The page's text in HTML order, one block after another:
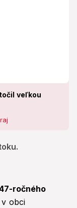
veľkou
ročného
obci